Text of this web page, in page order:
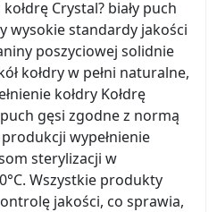
Crystal? biały puch
wysokie standardy jakości
poszyciowej solidnie
kołdry w pełni naturalne,
kołdry Kołdrę
gęsi zgodne z normą
wypełnienie
sterylizacji w
Wszystkie produkty
jakości, co sprawia,